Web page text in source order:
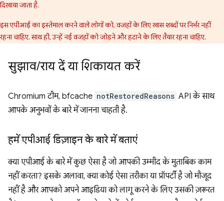
दिखाया जाता है.
इस एपीआई का इस्तेमाल करने वाले लोगों को, वजहों के लिए खास शब्दों पर निर्भर नहीं
रहना चाहिए. साथ ही, उन्हें नई वजहों को जोड़ने और हटाने के लिए तैयार रहना चाहिए.
सुझाव/राय दें या शिकायत करें
Chromium टीम, bfcache notRestoredReasons API के साथ
आपके अनुभवों के बारे में जानना चाहती है.
हमें एपीआई डिज़ाइन के बारे में बताएं
क्या एपीआई के बारे में कुछ ऐसा है जो आपकी उम्मीद के मुताबिक काम
नहीं करता? इसके अलावा, क्या कोई ऐसा तरीका या प्रॉपर्टी है जो मौजूद
नहीं है और आपको अपने आइडिया को लागू करने के लिए उसकी ज़रूरत